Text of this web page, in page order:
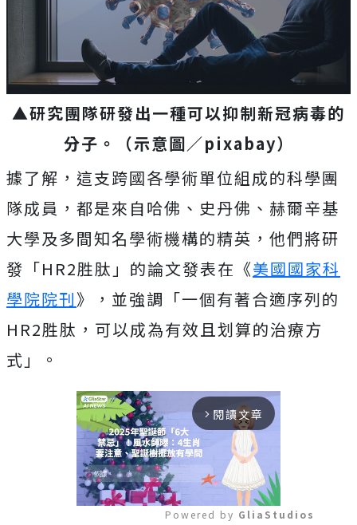
▲研究團隊研發出一種可以抑制新冠病毒的
分子。（示意圖／pixabay）
據了解，這支跨國各學術單位組成的科學團
隊成員，都是來自哈佛、史丹佛、赫爾辛基
大學及多間知名學術機構的精英，他們將研
發「HR2胜肽」的論文發表在《美國國家科
學院院刊》，並強調「一個有著合適序列的
HR2胜肽，可以成為有效且划算的治療方
式」。
arrow_forward_ios 閱讀文章
Powered by GliaStudios